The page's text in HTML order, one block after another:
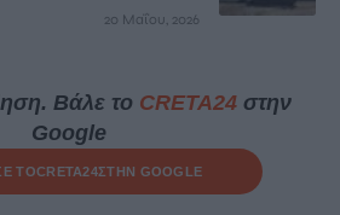
20 Μαΐου, 2026
Βάλε το CRETA24στην
Google
ΤΟCRETA24ΣΤΗΝ GOOGLE